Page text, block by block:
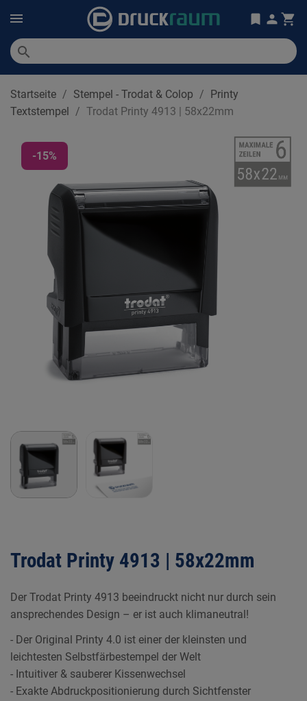
search
Startseite Stempel - Trodat & Colop
Printy
Textstempel
Trodat Printy 4913 | 58x22mm
-15%
Trodat Printy 4913 | 58x22mm
Der Trodat Printy 4913 beeindruckt nicht nur durch sein
ansprechendes Design – er ist auch klimaneutral!
- Der Original Printy 4.0 ist einer der kleinsten und
leichtesten Selbstfärbestempel der Welt
- Intuitiver & sauberer Kissenwechsel
- Exakte Abdruckpositionierung durch Sichtfenster